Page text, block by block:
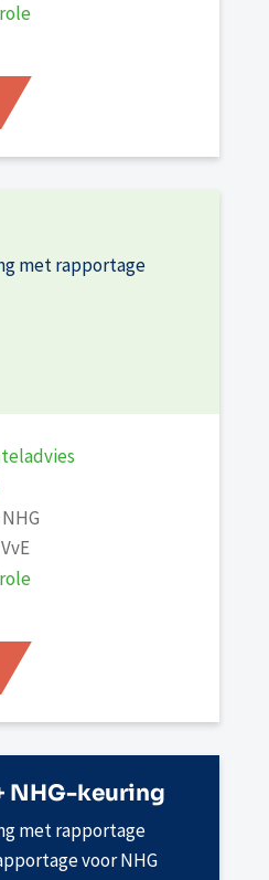
met rapportage
NHG-keuring
met rapportage
voor NHG